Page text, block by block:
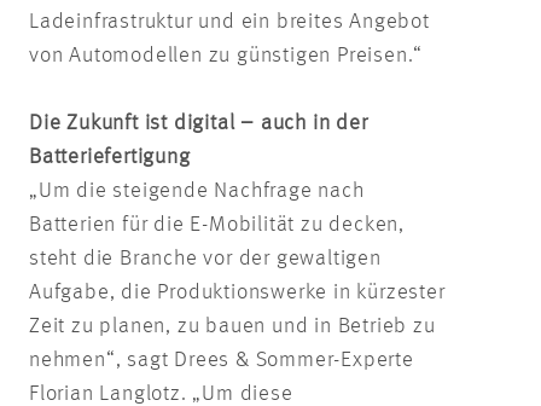
Ladeinfrastruktur und ein breites Angebot
von Automodellen zu günstigen Preisen.“
Die Zukunft ist digital – auch in der
Batteriefertigung
„Um die steigende Nachfrage nach
Batterien für die E-Mobilität zu decken,
steht die Branche vor der gewaltigen
Aufgabe, die Produktionswerke in kürzester
Zeit zu planen, zu bauen und in Betrieb zu
nehmen“, sagt Drees & Sommer-Experte
Florian Langlotz. „Um diese